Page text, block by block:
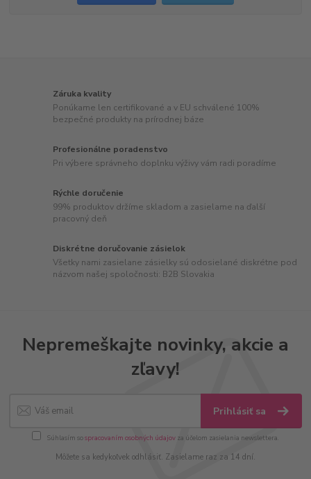
Záruka kvality
Ponúkame len certifikované a v EU schválené 100%
bezpečné produkty na prírodnej báze
Profesionálne poradenstvo
Pri výbere správneho doplnku výživy vám radi poradíme
Rýchle doručenie
99% produktov držíme skladom a zasielame na ďalší
pracovný deň
Diskrétne doručovanie zásielok
Všetky nami zasielane zásielky sú odosielané diskrétne pod
názvom našej spoločnosti: B2B Slovakia
Nepremeškajte novinky, akcie a
zľavy!
Prihlásiť sa
Súhlasím sospracovaním osobných údajov za účelom zasielania newslettera.
Môžete sa kedykoľvek odhlásiť. Zasielame raz za 14 dní.